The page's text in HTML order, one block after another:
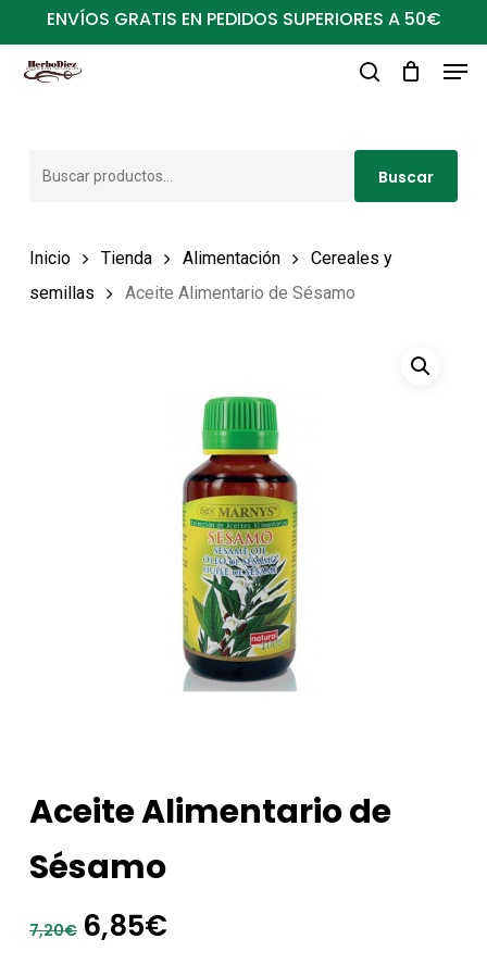
al
contenido
ENVÍOS GRATIS EN PEDIDOS SUPERIORES A 50€
Buscar
Inicio Tienda Alimentación
Cereales y
semillas
Aceite Alimentario de Sésamo
Aceite Alimentario de
Sésamo
7,20€ El
6,85€El
Close